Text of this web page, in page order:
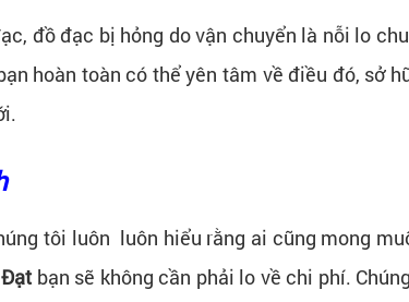
đồ đạc bị hỏng do vận chuyển là nỗi lo
hoàn toàn có thể yên tâm về điều đó, sở
tôi luôn luôn hiểu rằng ai cũng mong
bạn sẽ không cần phải lo về chi phí.